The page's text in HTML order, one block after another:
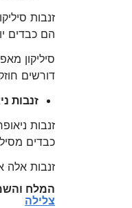
זנבות
הם כבדים
סיליקון
דורשים
זנבות
זנבות
כבדים
זנבות אלה
המלח
צלילה